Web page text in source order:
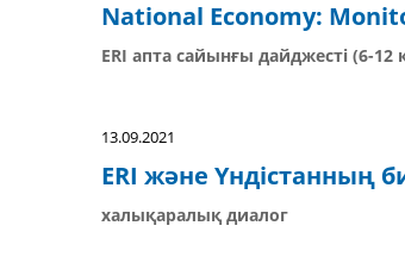
National Economy:
ERI апта сайынғы дайджесті (6-
13.09.2021
ERI және Үндістанның
халықаралық диалог